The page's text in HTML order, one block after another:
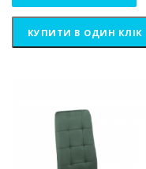
КУПИТИ В ОДИН КЛІК